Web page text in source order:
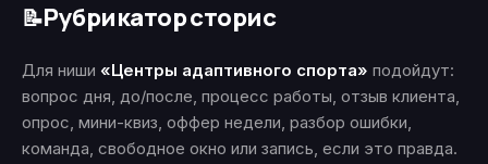
📝Рубрикатор сторис
Для ниши «Центры адаптивного спорта» подойдут:
вопрос дня, до/после, процесс работы, отзыв клиента,
опрос, мини-квиз, оффер недели, разбор ошибки,
команда, свободное окно или запись, если это правда.